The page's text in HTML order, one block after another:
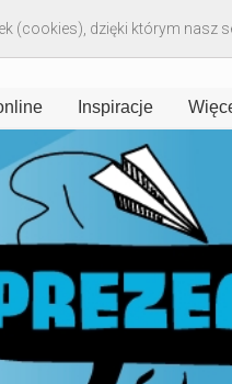
Inspiracje
(cookies), dzięki którym nasz